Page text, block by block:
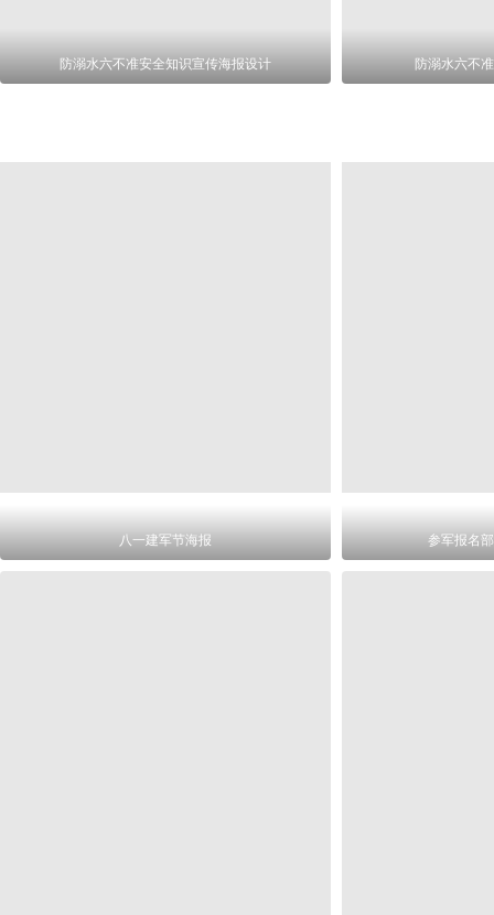
防溺水六不准安全知识宣传海报设计 防溺水六不
八一建军节海报 参军报名